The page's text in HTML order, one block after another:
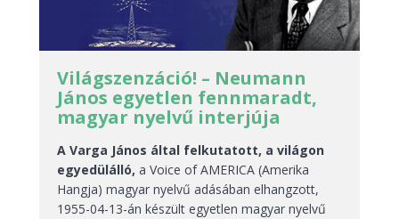
Világszenzáció! – Neumann
János egyetlen fennmaradt,
magyar nyelvű interjúja
A Varga János által felkutatott, a világon
egyedülálló, a Voice of AMERICA (Amerika
Hangja) magyar nyelvű adásában elhangzott,
1955-04-13-án készült egyetlen magyar nyelvű